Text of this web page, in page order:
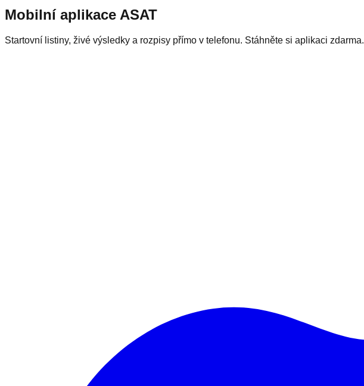
Mobilní aplikace ASAT
Startovní listiny, živé výsledky a rozpisy přímo v telefonu. Stáhněte si aplikaci zdarma.